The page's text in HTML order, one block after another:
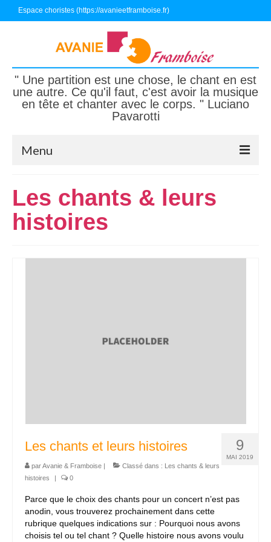
Espace choristes (https://avanieetframboise.fr)
" Une partition est une chose, le chant en est
une autre. Ce qu'il faut, c'est avoir la musique
en tête et chanter avec le corps. " Luciano
Pavarotti
Menu
Nous connaître
Nous écouter, nous suivre
Nous rejoindre
Les chants & leurs
histoires
9
MAI 2019
Les chants et leurs histoires
parAvanie & Framboise | Classé dans : Les chants & leurs
histoires
| 0
Parce que le choix des chants pour un concert n’est pas
anodin, vous trouverez prochainement dans cette
rubrique quelques indications sur : Pourquoi nous avons
choisis tel ou tel chant ? Quelle histoire nous avons voulu